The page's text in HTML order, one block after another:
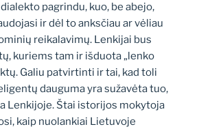
pagrindu, kuo, be abejo,
ir dėl to anksčiau ar vėliau
reikalavimų. Lenkijai bus
kuriems tam ir išduota „lenko
Galiu patvirtinti ir tai, kad toli
dauguma yra sužavėta tuo,
Lenkijoje. Štai istorijos mokytoja
kaip nuolankiai Lietuvoje